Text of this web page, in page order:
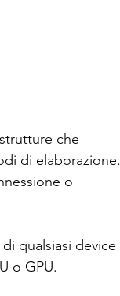
che
di elaborazione.
o
qualsiasi device
o GPU.